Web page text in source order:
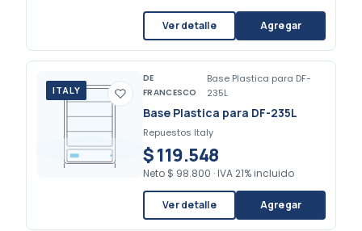
Ver detalle Agregar
ITALY
DE
FRANCESCO
Base Plastica para DF-
235L
Base Plastica para DF-235L
Repuestos Italy
$ 119.548
Neto $ 98.800 · IVA 21% incluido
Ver detalle Agregar